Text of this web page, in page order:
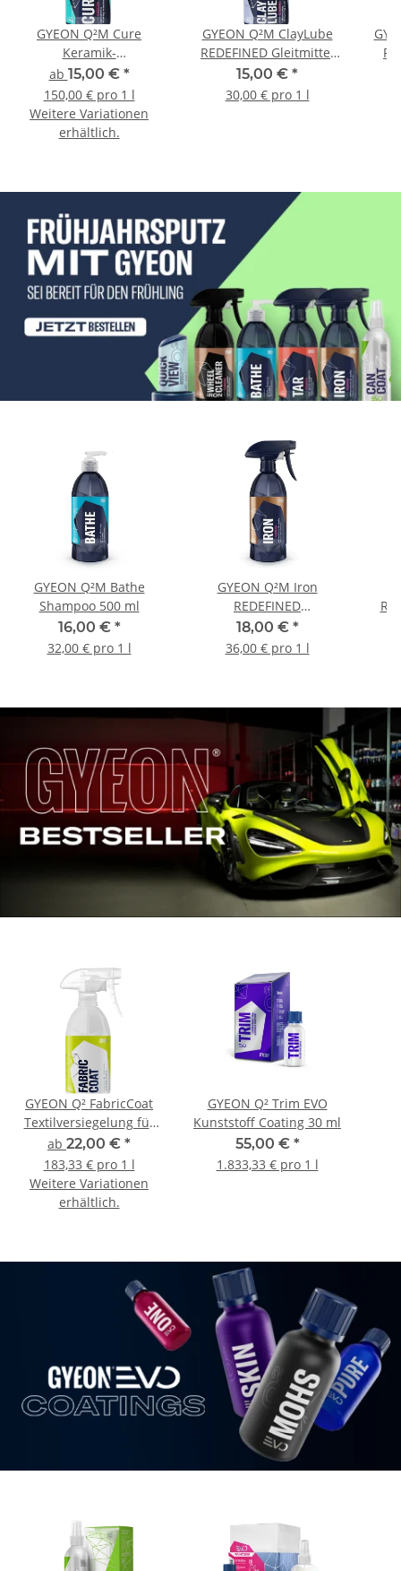
GYEON Q²M Cure
Keramik-
Sprühversiegelung
ab 15,00 € *
150,00 € pro 1 l
Weitere Variationen
erhältlich.
GYEON Q²M ClayLube
REDEFINED Gleitmittel
für Reinigungsknete 500
ml
15,00 € *
30,00 € pro 1 l
GYEON Q²M Bathe
Shampoo 500 ml
16,00 € *
32,00 € pro 1 l
GYEON Q²M Iron
REDEFINED
Flugrostentferner 500 ml
18,00 € *
36,00 € pro 1 l
GYEON Q² FabricCoat
Textilversiegelung für
Stoffe und Verdecke
ab 22,00 € *
183,33 € pro 1 l
Weitere Variationen
erhältlich.
GYEON Q² Trim EVO
Kunststoff Coating 30 ml
55,00 € *
1.833,33 € pro 1 l